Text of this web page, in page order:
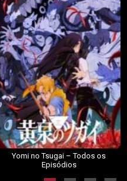
Yomi no Tsugai – Todos os
Episódios